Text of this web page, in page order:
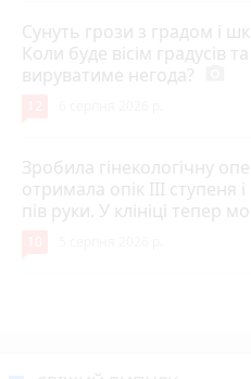
Сунуть грози з градом і
Коли буде вісім градусів та
вируватиме негода?
Зробила гінекологічну
отримала опік ІІІ ступеня
пів руки. У клініці тепер